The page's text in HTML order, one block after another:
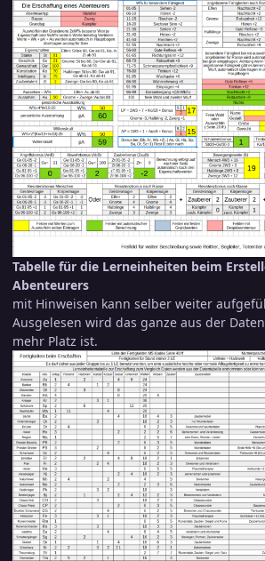
Tabelle für die Lerneinheiten beim
Abenteurers
mit Hinweisen kann selber weiter
Ausgelesen wird das ganze aus der
mehr Platz ist.